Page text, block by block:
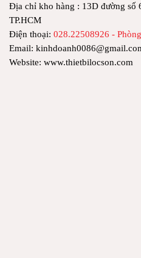
Địa chỉ kho hàng : 13D đường số
TP.HCM
Điện thoại: 028.22508926 -
Email:
Website: www.thietbilocson.com